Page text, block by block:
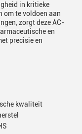
in kritieke
om te voldoen aan
zorgt deze AC-
en
precisie en
kwaliteit